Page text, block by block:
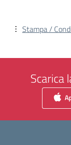
Stampa /
Scarica